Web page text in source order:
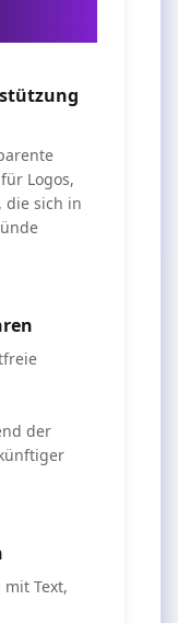
Logos,
die sich in
der
mit Text,